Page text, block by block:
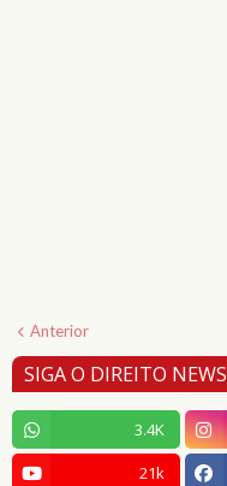
Anterior
SIGA O DIREITO NEWS
3.4K
21k